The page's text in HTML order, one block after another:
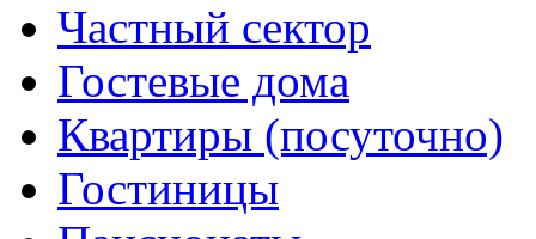
Частный сектор
Гостевые дома
Квартиры (посуточно)
Гостиницы